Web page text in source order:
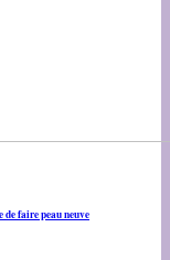
faire peau neuve